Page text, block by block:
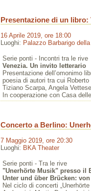
Presentazione di un
16 Aprile 2019, ore 18:00
Luoghi: Palazzo Barbarigo
Serie ponti - Incontri tra le rive
Venezia. Un invito letterario
Presentazione dell’omonimo
poesia di autori tra cui
Tiziano Scarpa, Angela
In cooperazione con Casa
Concerto a Berlino:
7 Maggio 2019, ore 20:30
Luoghi: BKA Theater
Serie ponti - Tra le rive
"Unerhörte Musik" presso il
Unter und über Brücken:
Nel ciclo di concerti